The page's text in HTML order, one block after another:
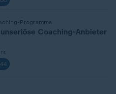
Programme
Coaching-Anbieter